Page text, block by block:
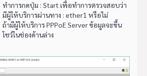
ทำการกดปุ่ม : Start เพื่อทำการตรวจสอบว่า
มีผู้ให้บริการผ่านทาง : ether1 หรือไม่
ถ้ามีผู้ให้บริการ PPPoE Server ข้อมูลจะขึ้น
โชว์ในช่องด้านล่าง